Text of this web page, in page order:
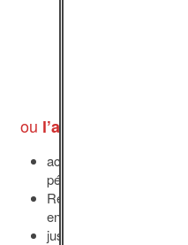
ou l’abonnement
accès à l’intégralité
pédagogiques
Renouvellement
engagement de durée,
jusqu’à 5 utilisateurs